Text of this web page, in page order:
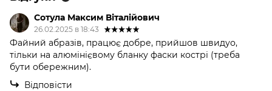
Сотула Максим Віталійович
26.02.2025 в 18:43
Файний абразів, працює добре, прийшов швидуо,
тільки на алюмінієвому бланку фаски кострі (треба
бути обережним).
Відповісти